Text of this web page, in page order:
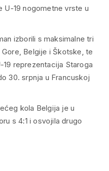
U-19 nogometne vrste u
izborili s maksimalne tri
Belgije i Škotske, te
reprezentacija Staroga
30. srpnja u Francuskoj
kola Belgija je u
s 4:1 i osvojila drugo